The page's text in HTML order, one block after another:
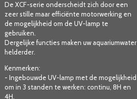
De XCF-serie onderscheidt zich door een
zeer stille maar efficiënte motorwerking en
de mogelijkheid om de UV-lamp te
gebruiken.
Dergelijke functies maken uw aquariumwater
helderder.
Kenmerken:
- Ingebouwde UV-lamp met de mogelijkheid
om in 3 standen te werken: continu, 8H en
4H.